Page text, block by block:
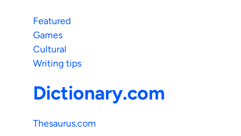
Featured
Games
Cultural
Writing tips
Dictionary.com
Thesaurus.com